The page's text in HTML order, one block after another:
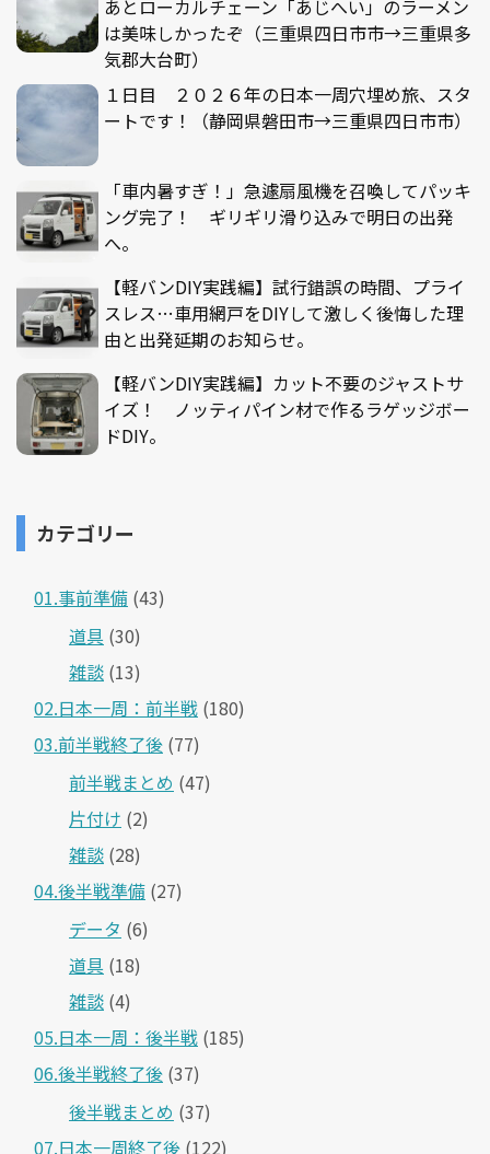
あとローカルチェーン「あじへい」のラーメン
は美味しかったぞ（三重県四日市市→三重県多
気郡大台町）
１日目 ２０２６年の日本一周穴埋め旅、スタ
ートです！（静岡県磐田市→三重県四日市市）
「車内暑すぎ！」急遽扇風機を召喚してパッキ
ング完了！ ギリギリ滑り込みで明日の出発
へ。
【軽バンDIY実践編】試行錯誤の時間、プライ
スレス…車用網戸をDIYして激しく後悔した理
由と出発延期のお知らせ。
【軽バンDIY実践編】カット不要のジャストサ
イズ！ ノッティパイン材で作るラゲッジボー
ドDIY。
カテゴリー
01.事前準備 (43)
道具 (30)
雑談 (13)
02.日本一周：前半戦 (180)
03.前半戦終了後 (77)
前半戦まとめ (47)
片付け (2)
雑談 (28)
04.後半戦準備 (27)
データ (6)
道具 (18)
雑談 (4)
05.日本一周：後半戦 (185)
06.後半戦終了後 (37)
後半戦まとめ (37)
07.日本一周終了後 (122)